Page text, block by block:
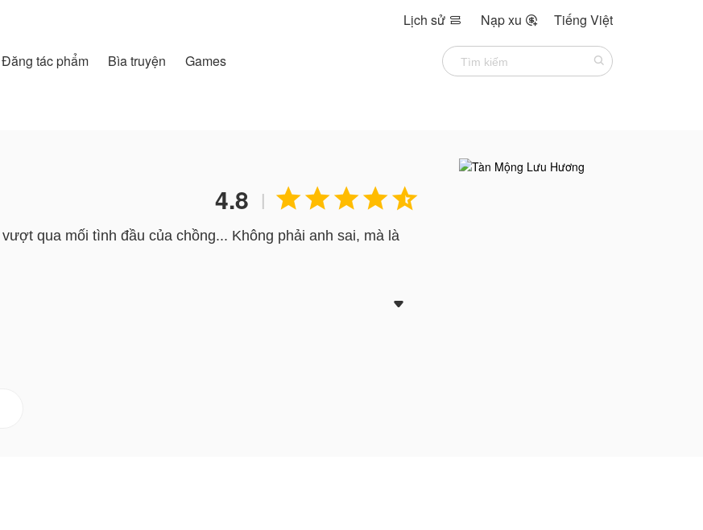
Lịch sử  Nạp xu  Tiếng Việt
Đăng tác phẩm Bìa truyện Games
4.8 | 
qua mối tình đầu của chồng... Không phải anh sai, mà là
tải, nội dung chỉ là quan điểm của bản thân tác giả, không
